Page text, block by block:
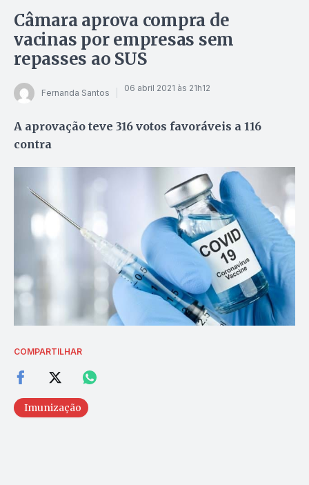
Câmara aprova compra de
vacinas por empresas sem
repasses ao SUS
Fernanda Santos 06 abril 2021 às 21h12
A aprovação teve 316 votos favoráveis a 116
contra
COMPARTILHAR
Imunização